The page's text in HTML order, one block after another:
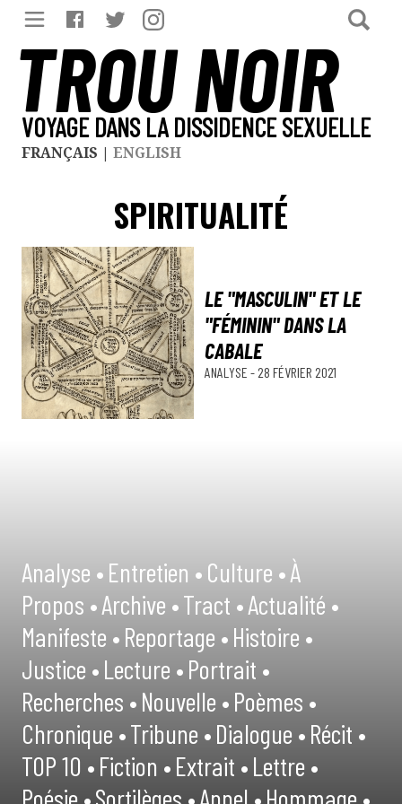
TROU NOIR
VOYAGE DANS LA DISSIDENCE SEXUELLE
FRANÇAIS | ENGLISH
SPIRITUALITÉ
LE "MASCULIN" ET LE
"FÉMININ" DANS LA
CABALE
ANALYSE - 28 FÉVRIER 2021
Analyse •Entretien •Culture •À
Propos •Archive •Tract •Actualité •
Manifeste •Reportage •Histoire •
Justice •Lecture •Portrait •
Recherches •Nouvelle •Poèmes •
Chronique •Tribune •Dialogue •Récit •
TOP 10 •Fiction •Extrait •Lettre •